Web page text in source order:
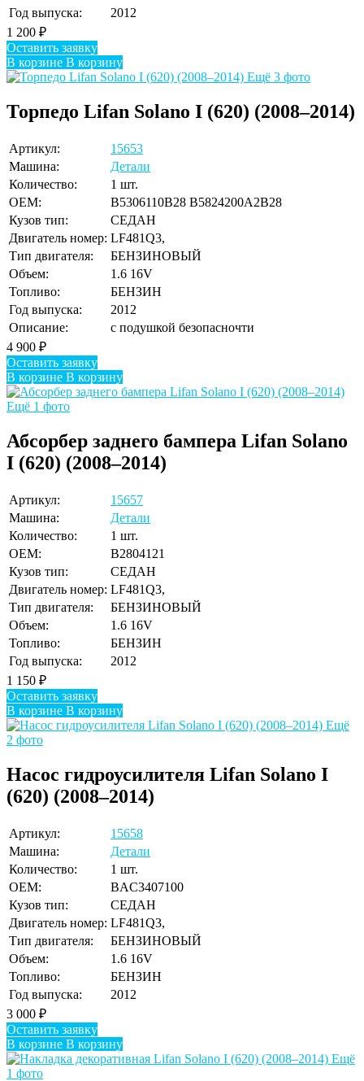
Год выпуска:
2012
1 200 ₽
Оставить заявку
В корзине В корзину
Ещё 3 фото
Торпедо Lifan Solano I (620) (2008–2014)
Артикул:
15653
Машина:
Детали
Количество:
1 шт.
OEM:
B5306110B28 B5824200A2B28
Кузов тип:
СЕДАН
Двигатель номер: LF481Q3,
Тип двигателя:
БЕНЗИНОВЫЙ
Объем:
1.6 16V
Топливо:
БЕНЗИН
Год выпуска:
2012
Описание:
с подушкой безопасночти
4 900 ₽
Оставить заявку
В корзине В корзину
Ещё 1 фото
Абсорбер заднего бампера Lifan Solano
I (620) (2008–2014)
Артикул:
15657
Машина:
Детали
Количество:
1 шт.
OEM:
B2804121
Кузов тип:
СЕДАН
Двигатель номер: LF481Q3,
Тип двигателя:
БЕНЗИНОВЫЙ
Объем:
1.6 16V
Топливо:
БЕНЗИН
Год выпуска:
2012
1 150 ₽
Оставить заявку
В корзине В корзину
Ещё
2 фото
Насос гидроусилителя Lifan Solano I
(620) (2008–2014)
Артикул:
15658
Машина:
Детали
Количество:
1 шт.
OEM:
BAC3407100
Кузов тип:
СЕДАН
Двигатель номер: LF481Q3,
Тип двигателя:
БЕНЗИНОВЫЙ
Объем:
1.6 16V
Топливо:
БЕНЗИН
Год выпуска:
2012
3 000 ₽
Оставить заявку
В корзине В корзину
Ещё
1 фото